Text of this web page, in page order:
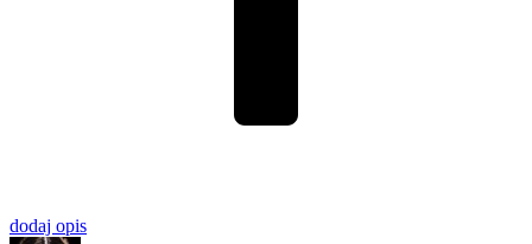
dodaj opis